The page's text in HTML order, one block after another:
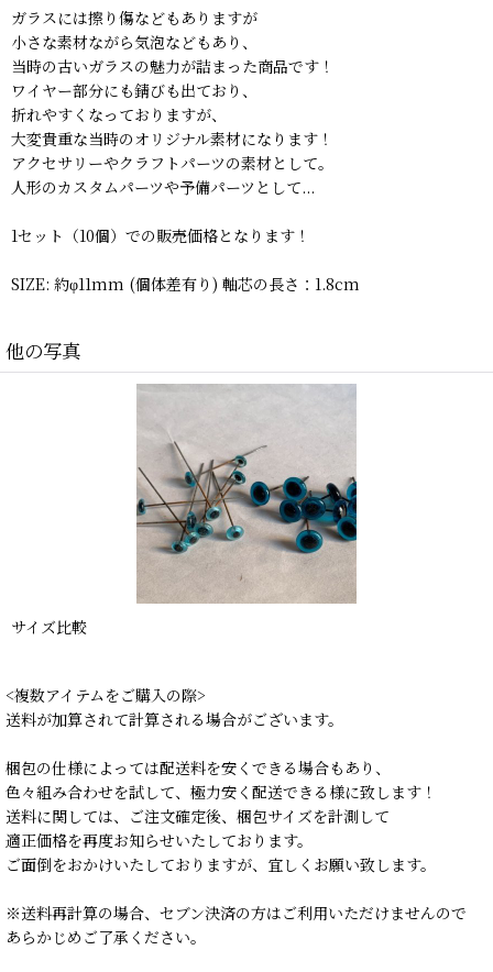
ガラスには擦り傷などもありますが
小さな素材ながら気泡などもあり、
当時の古いガラスの魅力が詰まった商品です！
ワイヤー部分にも錆びも出ており、
折れやすくなっておりますが、
大変貴重な当時のオリジナル素材になります！
アクセサリーやクラフトパーツの素材として。
人形のカスタムパーツや予備パーツとして...
1セット（10個）での販売価格となります！
SIZE: 約φ11mm (個体差有り) 軸芯の長さ：1.8cm
他の写真
サイズ比較
<複数アイテムをご購入の際>
送料が加算されて計算される場合がございます。
梱包の仕様によっては配送料を安くできる場合もあり、
色々組み合わせを試して、極力安く配送できる様に致します！
送料に関しては、ご注文確定後、梱包サイズを計測して
適正価格を再度お知らせいたしております。
ご面倒をおかけいたしておりますが、宜しくお願い致します。
※送料再計算の場合、セブン決済の方はご利用いただけませんので
あらかじめご了承ください。